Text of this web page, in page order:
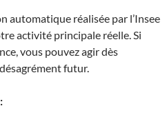
automatique réalisée par l’Insee
activité principale réelle. Si
vous pouvez agir dès
futur.